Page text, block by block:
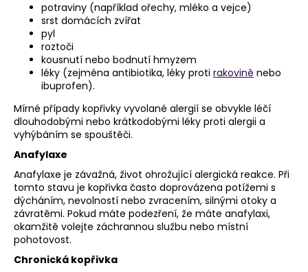
potraviny (například ořechy, mléko a vejce)
srst domácích zvířat
pyl
roztoči
kousnutí nebo bodnutí hmyzem
léky (zejména antibiotika, léky proti rakovině nebo
ibuprofen).
Mírné případy kopřivky vyvolané alergií se obvykle léčí
dlouhodobými nebo krátkodobými léky proti alergii a
vyhýbáním se spouštěči.
Anafylaxe
Anafylaxe je závažná, život ohrožující alergická reakce. Při
tomto stavu je kopřivka často doprovázena potížemi s
dýcháním, nevolností nebo zvracením, silnými otoky a
závratěmi. Pokud máte podezření, že máte anafylaxi,
okamžitě volejte záchrannou službu nebo místní
pohotovost.
Chronická kopřivka